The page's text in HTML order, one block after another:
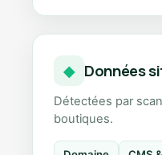
◆ Données
Détectées par
boutiques.